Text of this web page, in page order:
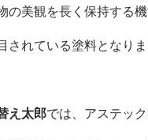
の美観を長く保持する
されている塗料となり
え太郎では、アステッ